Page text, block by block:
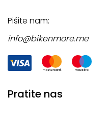
Pišite nam:
info@bikenmore.me
Pratite nas